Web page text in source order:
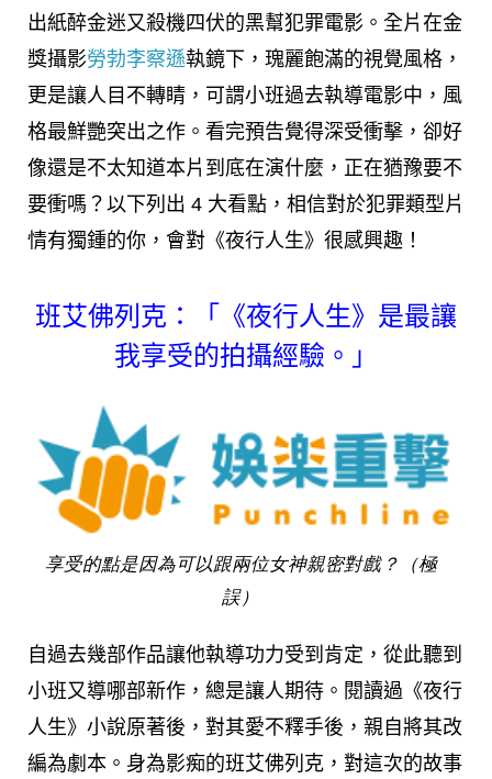
出紙醉金迷又殺機四伏的黑幫犯罪電影。全片在金
獎攝影勞勃李察遜執鏡下，瑰麗飽滿的視覺風格，
更是讓人目不轉睛，可謂小班過去執導電影中，風
格最鮮艷突出之作。看完預告覺得深受衝擊，卻好
像還是不太知道本片到底在演什麼，正在猶豫要不
要衝嗎？以下列出 4 大看點，相信對於犯罪類型片
情有獨鍾的你，會對《夜行人生》很感興趣！
班艾佛列克：「《夜行人生》是最讓
我享受的拍攝經驗。」
享受的點是因為可以跟兩位女神親密對戲？（極
誤）
自過去幾部作品讓他執導功力受到肯定，從此聽到
小班又導哪部新作，總是讓人期待。閱讀過《夜行
人生》小說原著後，對其愛不釋手後，親自將其改
編為劇本。身為影痴的班艾佛列克，對這次的故事